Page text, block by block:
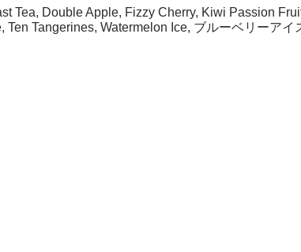
Tea, Double Apple, Fizzy Cherry, Kiwi Passion
Tangerines, Watermelon Ice, ブルーベリーアイ